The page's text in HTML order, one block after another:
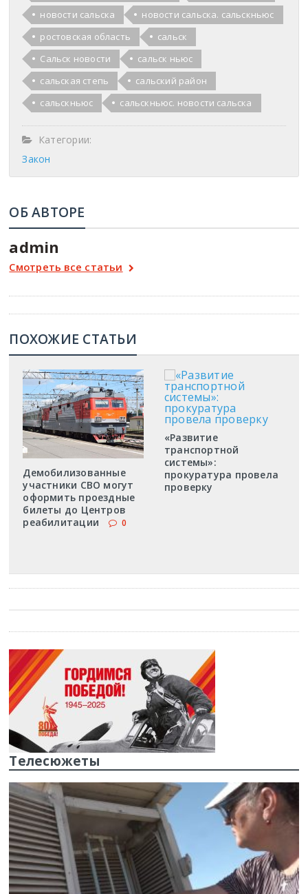
новости сальска
новости сальска. сальскньюс
ростовская область
сальск
Сальск новости
сальск ньюс
сальская степь
сальский район
сальскньюс
сальскньюс. новости сальска
Категории:
Закон
ОБ АВТОРЕ
admin
Смотреть все статьи
ПОХОЖИЕ СТАТЬИ
Демобилизованные
участники СВО могут
оформить проездные
билеты до Центров
реабилитации
0
«Развитие
транспортной
системы»:
прокуратура провела
проверку
Телесюжеты